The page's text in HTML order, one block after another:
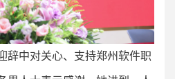
辞中对关心、支持郑州软件职